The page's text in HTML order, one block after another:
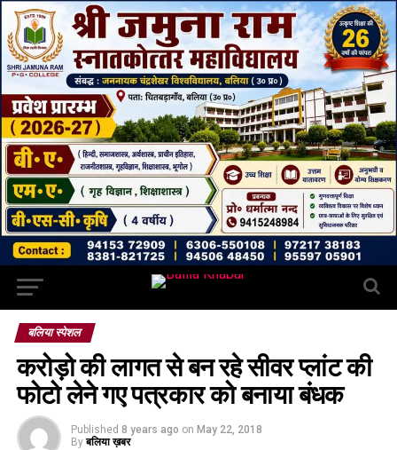
बलिया स्पेशल
करोड़ो की लागत से बन रहे सीवर प्लांट की
फोटो लेने गए पत्रकार को बनाया बंधक
Published 8 years ago on May 22, 2018
By बलिया ख़बर